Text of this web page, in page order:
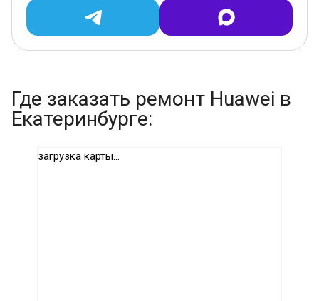
Где заказать ремонт Huawei в
Екатеринбурге:
загрузка карты...